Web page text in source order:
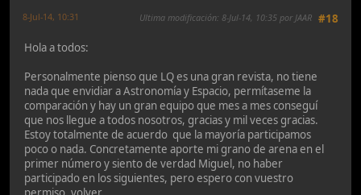
#18
8-Jul-14, 10:31 Ultima modificación: 8-Jul-14, 10:35 por JAAR
Hola a todos:
Personalmente pienso que LQ es una gran revista, no tiene
nada que envidiar a Astronomía y Espacio, permítaseme la
comparación y hay un gran equipo que mes a mes conseguí
que nos llegue a todos nosotros, gracias y mil veces gracias.
Estoy totalmente de acuerdo que la mayoría participamos
poco o nada. Concretamente aporte mi grano de arena en el
primer número y siento de verdad Miguel, no haber
participado en los siguientes, pero espero con vuestro